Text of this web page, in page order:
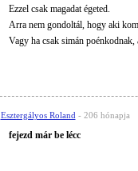
Ezzel csak magadat égeted.
Arra nem gondoltál, hogy aki
Vagy ha csak simán
Esztergályos Roland - 206 hónapja
fejezd már be lécc